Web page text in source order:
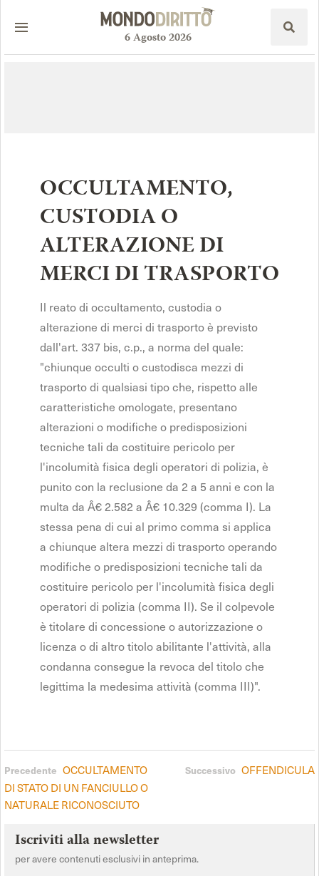
6Agosto2026
OCCULTAMENTO,
CUSTODIA O
ALTERAZIONE DI
MERCI DI TRASPORTO
Il reato di occultamento, custodia o
alterazione di merci di trasporto è previsto
dall'art. 337 bis, c.p., a norma del quale:
"chiunque occulti o custodisca mezzi di
trasporto di qualsiasi tipo che, rispetto alle
caratteristiche omologate, presentano
alterazioni o modifiche o predisposizioni
tecniche tali da costituire pericolo per
l'incolumità fisica degli operatori di polizia, è
punito con la reclusione da 2 a 5 anni e con la
multa da Â€ 2.582 a Â€ 10.329 (comma I). La
stessa pena di cui al primo comma si applica
a chiunque altera mezzi di trasporto operando
modifiche o predisposizioni tecniche tali da
costituire pericolo per l'incolumità fisica degli
operatori di polizia (comma II). Se il colpevole
è titolare di concessione o autorizzazione o
licenza o di altro titolo abilitante l'attività, alla
condanna consegue la revoca del titolo che
legittima la medesima attività (comma III)".
Precedente OCCULTAMENTO
DI STATO DI UN FANCIULLO O
NATURALE RICONOSCIUTO
Successivo OFFENDICULA
Iscriviti alla newsletter
per avere contenuti esclusivi in anteprima.